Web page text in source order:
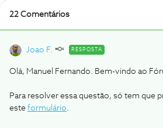
22 Comentários
Joao F. RESPOSTA
Olá, Manuel Fernando. Bem-vindo ao
Para resolver essa questão, só tem que
este formulário.